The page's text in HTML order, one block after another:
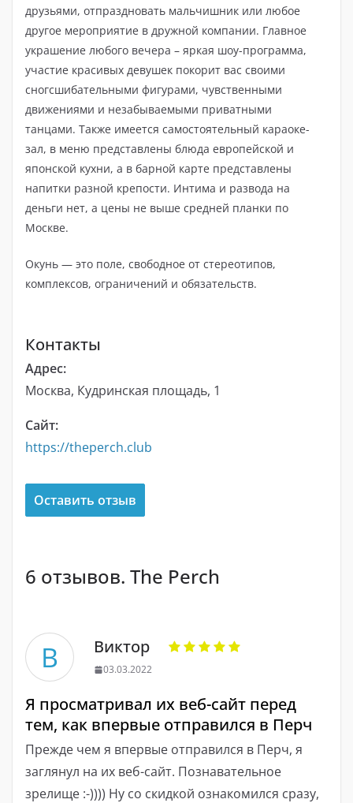
друзьями, отпраздновать мальчишник или любое
другое мероприятие в дружной компании. Главное
украшение любого вечера – яркая шоу-программа,
участие красивых девушек покорит вас своими
сногсшибательными фигурами, чувственными
движениями и незабываемыми приватными
танцами. Также имеется самостоятельный караоке-
зал, в меню представлены блюда европейской и
японской кухни, а в барной карте представлены
напитки разной крепости. Интима и развода на
деньги нет, а цены не выше средней планки по
Москве.
Окунь — это поле, свободное от стереотипов,
комплексов, ограничений и обязательств.
Контакты
Адрес:
Москва, Кудринская площадь, 1
Сайт:
https://theperch.club
Оставить отзыв
6 отзывов. The Perch
В Виктор
03.03.2022
Я просматривал их веб-сайт перед
тем, как впервые отправился в Перч
Прежде чем я впервые отправился в Перч, я
заглянул на их веб-сайт. Познавательное
зрелище :-)))) Ну со скидкой ознакомился сразу,